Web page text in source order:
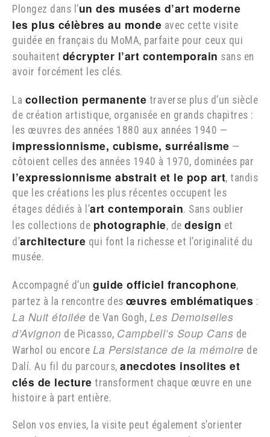
Plongez dans l’un des musées d’art moderne
les plus célèbres au monde avec cette visite
guidée en français du MoMA, parfaite pour ceux qui
souhaitent décrypter l’art contemporain sans en
avoir forcément les clés.
La collection permanente traverse plus d’un siècle
de création artistique, organisée en grands chapitres :
les œuvres des années 1880 aux années 1940 —
impressionnisme, cubisme, surréalisme —
côtoient celles des années 1940 à 1970, dominées par
l’expressionnisme abstrait et le pop art, tandis
que les créations les plus récentes occupent les
étages dédiés à l’art contemporain. Sans oublier
les collections de photographie, de design et
d’architecture qui font la richesse et l’originalité du
musée.
Accompagné d’un guide officiel francophone,
partez à la rencontre des œuvres emblématiques :
La Nuit étoilée de Van Gogh, Les Demoiselles
d’Avignon de Picasso, Campbell’s Soup Cans de
Warhol ou encore La Persistance de la mémoire de
Dalí. Au fil du parcours, anecdotes insolites et
clés de lecture transforment chaque œuvre en une
histoire à part entière.
Selon vos envies, la visite peut également s’orienter